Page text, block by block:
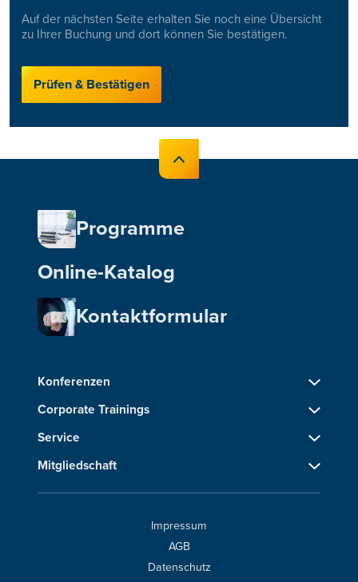
Auf der nächsten Seite erhalten Sie noch eine Übersicht
zu Ihrer Buchung und dort können Sie bestätigen.
Prüfen & Bestätigen
Programme
Online-Katalog
Kontaktformular
Konferenzen
Corporate Trainings
Service
Mitgliedschaft
Impressum
AGB
Datenschutz